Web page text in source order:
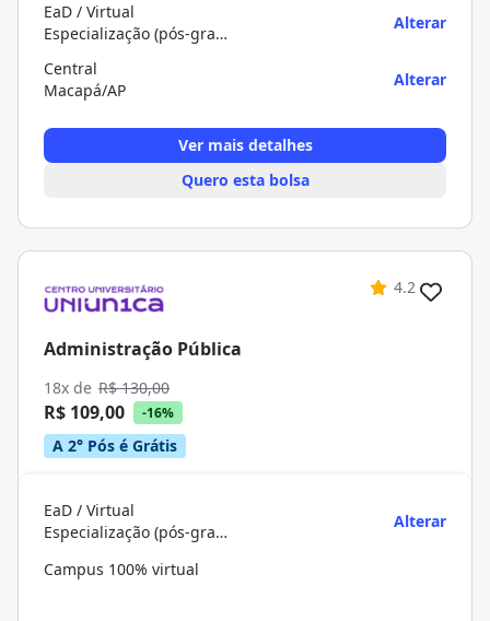
EaD / Virtual
Especialização (pós-graduação)
Alterar
Central
Macapá/AP
Alterar
Ver mais detalhes
Quero esta bolsa
4.2
Administração Pública
18x de R$ 130,00
R$ 109,00 -16%
A 2° Pós é Grátis
EaD / Virtual
Especialização (pós-graduação)
Alterar
Campus 100% virtual